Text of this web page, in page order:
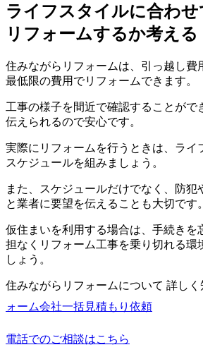
ライフスタイルに合わ
リフォームするか考える
住みながらリフォームは、引っ越し費
最低限の費用でリフォームできます。
工事の様子を間近で確認することがで
伝えられるので安心です。
実際にリフォームを行うときは、ライ
スケジュールを組みましょう。
また、スケジュールだけでなく、防犯
と業者に要望を伝えることも大切です。
仮住まいを利用する場合は、手続きを
担なくリフォーム工事を乗り切れる環
しょう。
住みながらリフォームについて 詳しく
ォーム会社一括見積もり依頼
電話でのご相談はこちら